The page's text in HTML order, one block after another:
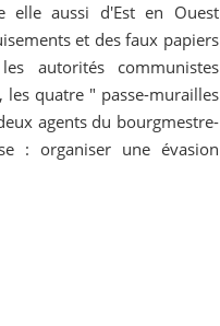
elle aussi d'Est en Ouest
et des faux papiers
autorités communistes
quatre " passe-murailles
agents du bourgmestre-
: organiser une évasion